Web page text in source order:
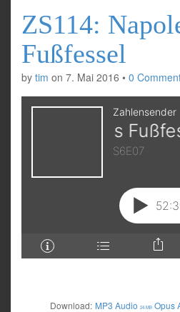
ZS114:
Fußfessel
by tim on 7. Mai 2016 • 0
Download: MP3 Audio 24 MB Opus